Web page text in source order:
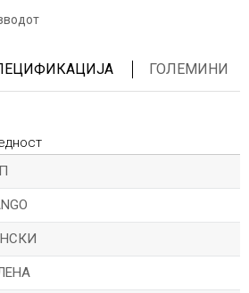
ГОЛЕМИНИ